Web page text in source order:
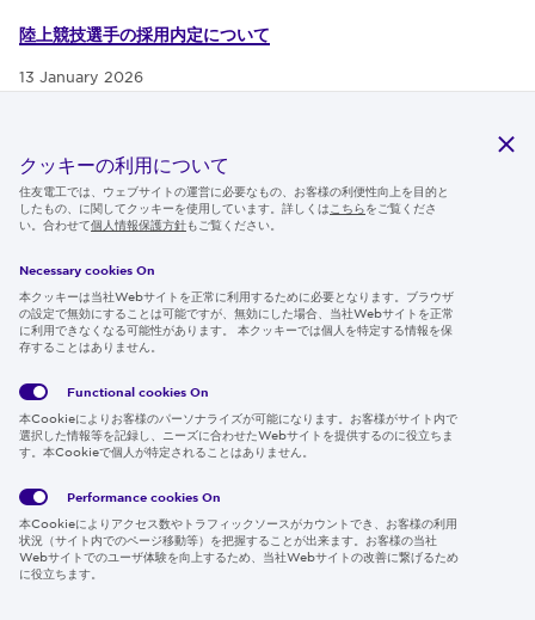
陸上競技選手の採用内定について
13 January 2026
プレスリリース 人事
組織改正・人事異動について (0.5 MB)
プレスリリース その他
05 January 2026
2025
クッキーの利用について
住友電工では、ウェブサイトの運営に必要なもの、お客様の利便性向上を目的と
したもの、に関してクッキーを使用しています。詳しくは こちらをご覧くださ
い。合わせて個人情報保護方針もご覧ください。
Necessary cookies On
本クッキーは当社Webサイトを正常に利用するために必要となります。ブラウザ
の設定で無効にすることは可能ですが、無効にした場合、当社Webサイトを正常
に利用できなくなる可能性があります。 本クッキーでは個人を特定する情報を保
存することはありません。
Functional cookies On
本Cookieによりお客様のパーソナライズが可能になります。お客様がサイト内で
選択した情報等を記録し、ニーズに合わせたWebサイトを提供するのに役立ちま
す。本Cookieで個人が特定されることはありません。
Performance cookies On
本Cookieによりアクセス数やトラフィックソースがカウントでき、お客様の利用
状況（サイト内でのページ移動等）を把握することが出来ます。お客様の当社
Webサイトでのユーザ体験を向上するため、当社Webサイトの改善に繋げるため
に役立ちます。